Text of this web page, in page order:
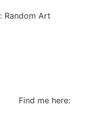
: Random Art
Find me here: